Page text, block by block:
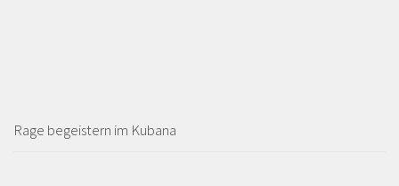
Rage begeistern im Kubana